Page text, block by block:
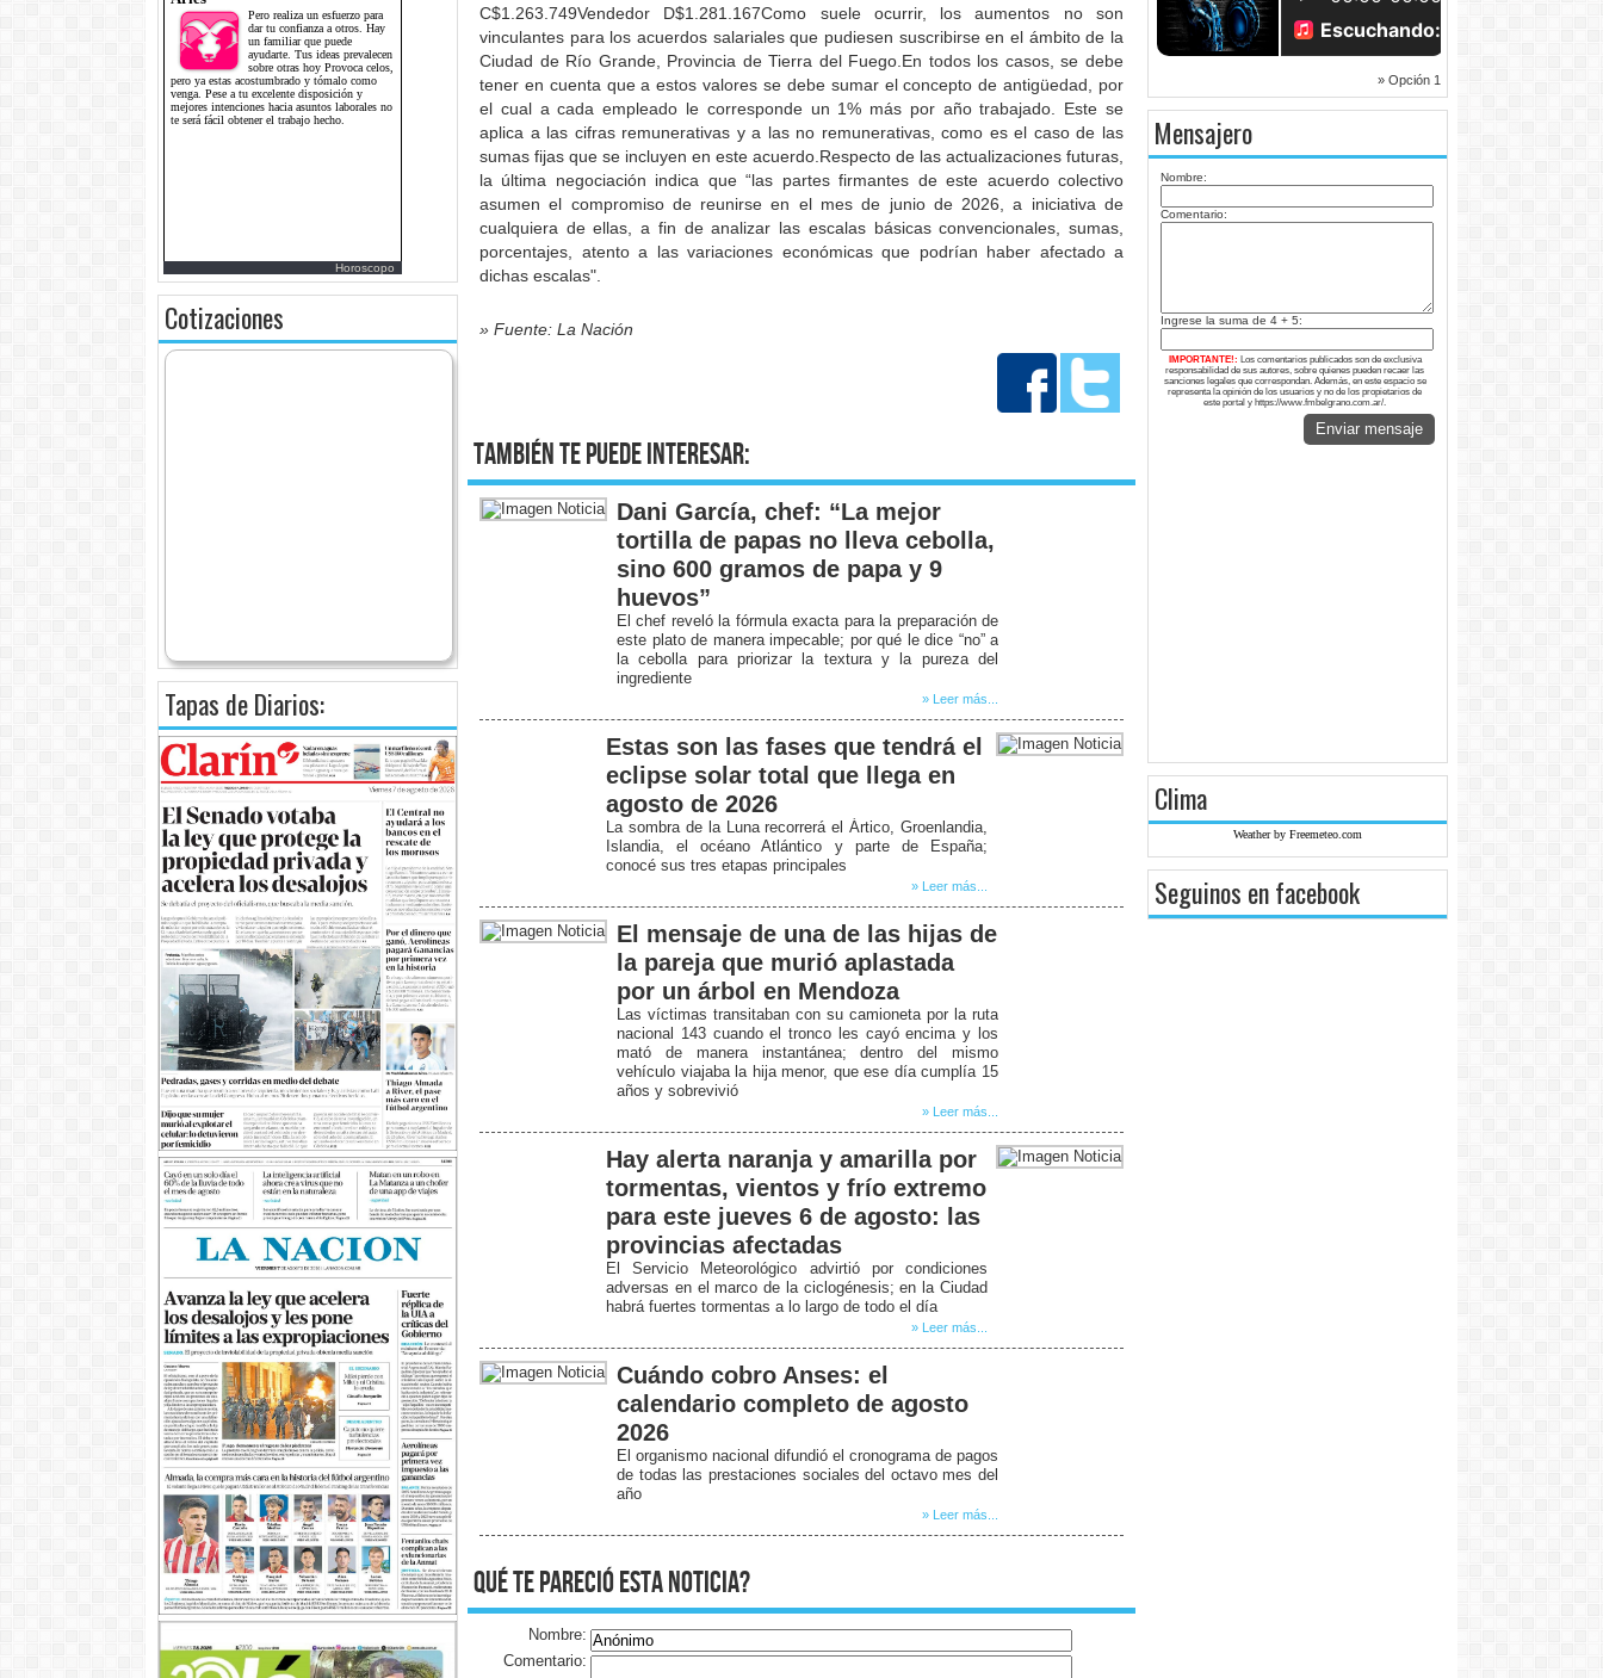
Horoscopo
Cotizaciones
Tapas de Diarios:
C$1.263.749Vendedor D$1.281.167Como suele ocurrir, los aumentos no son
vinculantes para los acuerdos salariales que pudiesen suscribirse en el ámbito de la
Ciudad de Río Grande, Provincia de Tierra del Fuego.En todos los casos, se debe
tener en cuenta que a estos valores se debe sumar el concepto de antigüedad, por
el cual a cada empleado le corresponde un 1% más por año trabajado. Este se
aplica a las cifras remunerativas y a las no remunerativas, como es el caso de las
sumas fijas que se incluyen en este acuerdo.Respecto de las actualizaciones futuras,
la última negociación indica que “las partes firmantes de este acuerdo colectivo
asumen el compromiso de reunirse en el mes de junio de 2026, a iniciativa de
cualquiera de ellas, a fin de analizar las escalas básicas convencionales, sumas,
porcentajes, atento a las variaciones económicas que podrían haber afectado a
dichas escalas".
» Fuente: La Nación
También te puede interesar:
Dani García, chef: “La mejor
tortilla de papas no lleva cebolla,
sino 600 gramos de papa y 9
huevos”
El chef reveló la fórmula exacta para la preparación de
este plato de manera impecable; por qué le dice “no” a
la cebolla para priorizar la textura y la pureza del
ingrediente
» Leer más...
Estas son las fases que tendrá el
eclipse solar total que llega en
agosto de 2026
La sombra de la Luna recorrerá el Ártico, Groenlandia,
Islandia, el océano Atlántico y parte de España;
conocé sus tres etapas principales
» Leer más...
El mensaje de una de las hijas de
la pareja que murió aplastada
por un árbol en Mendoza
Las víctimas transitaban con su camioneta por la ruta
nacional 143 cuando el tronco les cayó encima y los
mató de manera instantánea; dentro del mismo
vehículo viajaba la hija menor, que ese día cumplía 15
años y sobrevivió
» Leer más...
Hay alerta naranja y amarilla por
tormentas, vientos y frío extremo
para este jueves 6 de agosto: las
provincias afectadas
El Servicio Meteorológico advirtió por condiciones
adversas en el marco de la ciclogénesis; en la Ciudad
habrá fuertes tormentas a lo largo de todo el día
» Leer más...
Cuándo cobro Anses: el
calendario completo de agosto
2026
El organismo nacional difundió el cronograma de pagos
de todas las prestaciones sociales del octavo mes del
año
» Leer más...
qué te pareció esta noticia?
Nombre:
Comentario:
» Opción 1
Mensajero
Nombre:
Comentario:
Ingrese la suma de 4 + 5:
IMPORTANTE!: Los comentarios publicados son de exclusiva
responsabilidad de sus autores, sobre quienes pueden recaer las
sanciones legales que correspondan. Además, en este espacio se
representa la opinión de los usuarios y no de los propietarios de
este portal y https://www.fmbelgrano.com.ar/.
Enviar mensaje
Clima
Weather by Freemeteo.com
Seguinos en facebook